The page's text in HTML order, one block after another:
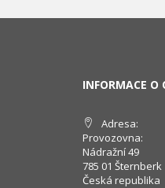
INFORMACE O
Adresa:
Provozovna:
Nádražní 49
785 01 Šternberk
Česká republika